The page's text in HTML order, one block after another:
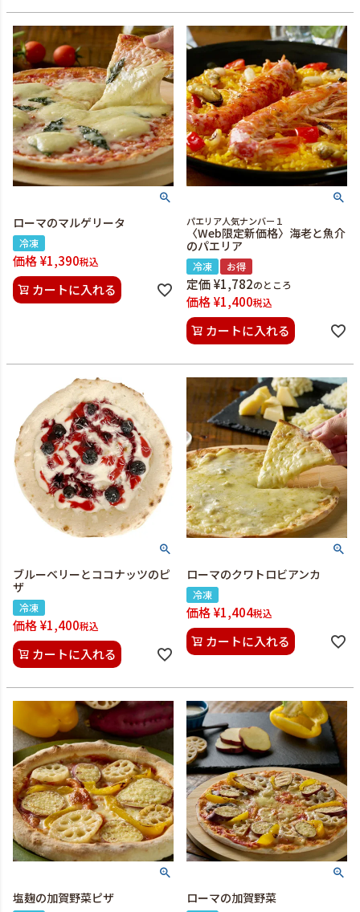
ローマのマルゲリータ
冷凍
価格¥1,390税込
カートに入れる
パエリア人気ナンバー１
〈Web限定新価格〉海老と魚介
のパエリア
冷凍 お得
定価¥1,782のところ
価格¥1,400税込
カートに入れる
ブルーベリーとココナッツのピ
ザ
冷凍
価格¥1,400税込
カートに入れる
ローマのクワトロビアンカ
冷凍
価格¥1,404税込
カートに入れる
塩麹の加賀野菜ピザ ローマの加賀野菜